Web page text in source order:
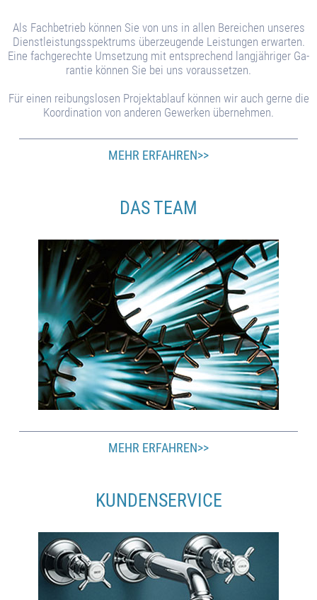
Als Fach­betrieb können Sie von uns in al­len Be­rei­chen un­se­res
Dienst­leis­tungs­spek­trums über­zeu­ge­nde Leis­tun­gen er­war­ten.
Eine fach­ge­re­chte Um­set­zung mit ent­spre­chend lang­jäh­riger Ga­
ran­tie kön­nen Sie bei uns vor­aus­setzen.
Für ei­nen rei­bungs­lo­sen Pro­jekt­ab­lauf kön­nen wir auch gerne die
Ko­or­di­na­tion von an­de­ren Ge­wer­ken üb­er­neh­men.
MEHR ERFAHREN>>
DAS TEAM
MEHR ERFAHREN>>
KUNDENSERVICE